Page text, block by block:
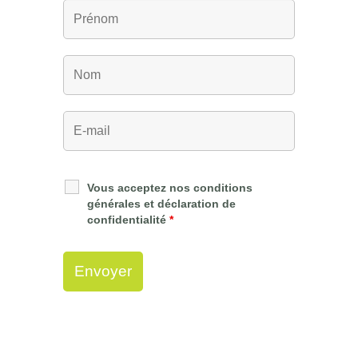
Vous acceptez nos conditions
générales et déclaration de
confidentialité *